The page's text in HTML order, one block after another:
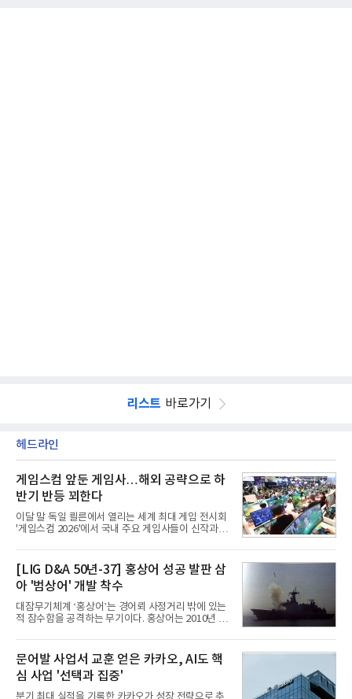
리스트 바로가기
헤드라인
게임스컴 앞둔 게임사…해외 공략으로 하
반기 반등 꾀한다
이달 말 독일 쾰른에서 열리는 세계 최대 게임 전시회
'게임스컴 2026'에서 국내 주요 게임사들이 신작과 글
체별로 엇갈린 가운데 하반기 신작 흥행과 해외 시장
성과가 실적을 좌우할 핵심 변수로 떠오르고 있다.8일
업계에 따르면 올해 상반기 게임업계는 기업별 성적
표가 크게 갈렸다. 대표적으로 크래프톤은 'PUBG: 배
틀그라운드'의 안정적인 성장에 힘입어 상반기 연결
기준 매출 2조6616억원, 영업이익 9725억원으로 역
대 최대 실적을 기록했다. 엔씨도 올해 출시한 '아이온
동기 대
[LIG D&A 50년-37] 홍상어 성공 발판 삼
아 '범상어' 개발 착수
대잠무기체계 ‘홍상어’는 경어뢰 사정거리 밖에 있는
적 잠수함을 공격하는 무기이다. 홍상어는 2010년 넥
이뤄졌다. 이후 2012년 한국형 구축함(KDX-1) 이상
의 함정에 실전 배치됐다.그해 7월 해군은 동해상에서
성능 검증을 위해 홍상어 시험발사를 실시했다. 이때
홍상어가 목표 지점에서 입수한 후 표적을 타격하지
못하고 물속에서 멈춰버리는 예상 밖의 일이 벌어졌
문어발 사업서 교훈 얻은 카카오, AI도 핵
심 사업 '선택과 집중'